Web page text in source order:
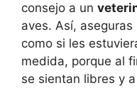
consejo a un
aves. Así,
como si les
medida, porque al
se sientan libres y